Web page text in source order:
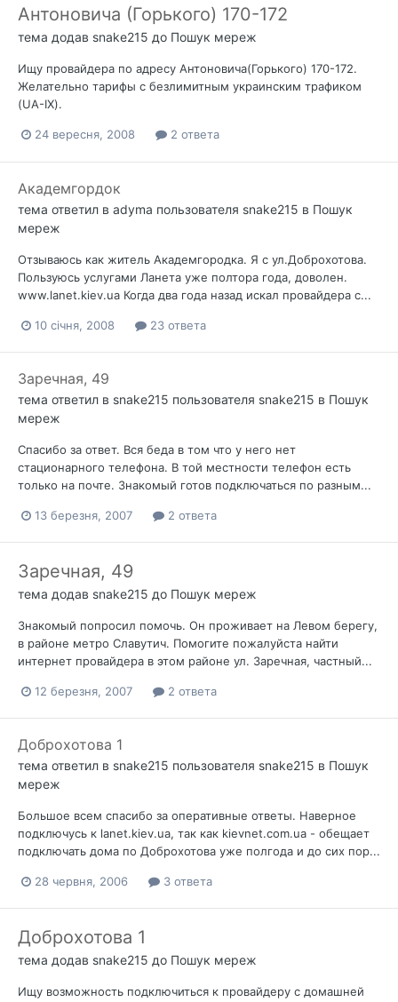
Антоновича (Горького) 170-172
тема додав snake215 до Пошук мереж
Ищу провайдера по адресу Антоновича(Горького) 170-172.
Желательно тарифы с безлимитным украинским трафиком
(UA-IX).
24 вересня, 2008 2 ответа
Академгордок
тема ответил в adyma пользователя snake215 в Пошук
мереж
Отзываюсь как житель Академгородка. Я с ул.Доброхотова.
Пользуюсь услугами Ланета уже полтора года, доволен.
www.lanet.kiev.ua Когда два года назад искал провайдера с...
10 січня, 2008 23 ответа
Заречная, 49
тема ответил в snake215 пользователя snake215 в Пошук
мереж
Спасибо за ответ. Вся беда в том что у него нет
стационарного телефона. В той местности телефон есть
только на почте. Знакомый готов подключаться по разным...
13 березня, 2007 2 ответа
Заречная, 49
тема додав snake215 до Пошук мереж
Знакомый попросил помочь. Он проживает на Левом берегу,
в районе метро Славутич. Помогите пожалуйста найти
интернет провайдера в этом районе ул. Заречная, частный...
12 березня, 2007 2 ответа
Доброхотова 1
тема ответил в snake215 пользователя snake215 в Пошук
мереж
Большое всем спасибо за оперативные ответы. Наверное
подключусь к lanet.kiev.ua, так как kievnet.com.ua - обещает
подключать дома по Доброхотова уже полгода и до сих пор...
28 червня, 2006 3 ответа
Доброхотова 1
тема додав snake215 до Пошук мереж
Ищу возможность подключиться к провайдеру с домашней